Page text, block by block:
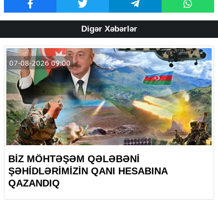
Digər Xəbərlər
07-08-2026 09:00
BİZ MÖHTƏŞƏM QƏLƏBƏNİ
ŞƏHİDLƏRİMİZİN QANI HESABINA
QAZANDIQ